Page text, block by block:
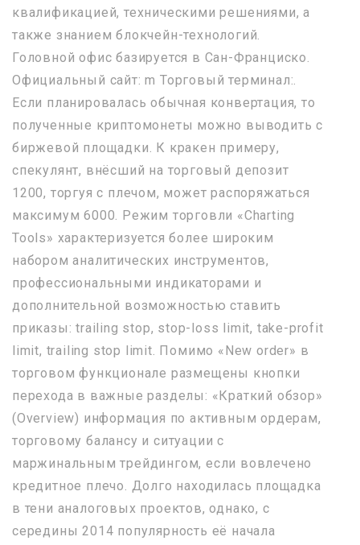
квалификацией, техническими решениями, а
также знанием блокчейн-технологий.
Головной офис базируется в Сан-Франциско.
Официальный сайт: m Торговый терминал:.
Если планировалась обычная конвертация, то
полученные криптомонеты можно выводить с
биржевой площадки. К кракен примеру,
спекулянт, внёсший на торговый депозит
1200, торгуя с плечом, может распоряжаться
максимум 6000. Режим торговли «Charting
Tools» характеризуется более широким
набором аналитических инструментов,
профессиональными индикаторами и
дополнительной возможностью ставить
приказы: trailing stop, stop-loss limit, take-profit
limit, trailing stop limit. Помимо «New order» в
торговом функционале размещены кнопки
перехода в важные разделы: «Краткий обзор»
(Overview) информация по активным ордерам,
торговому балансу и ситуации с
маржинальным трейдингом, если вовлечено
кредитное плечо. Долго находилась площадка
в тени аналоговых проектов, однако, с
середины 2014 популярность её начала